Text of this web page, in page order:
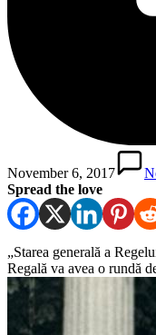
November 6, 2017
Spread the love
„Starea generală a
Regală va avea o rundă